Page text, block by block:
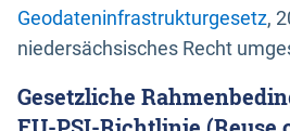
Geodateninfrastrukturgesetz,
niedersächsisches Recht
Gesetzliche